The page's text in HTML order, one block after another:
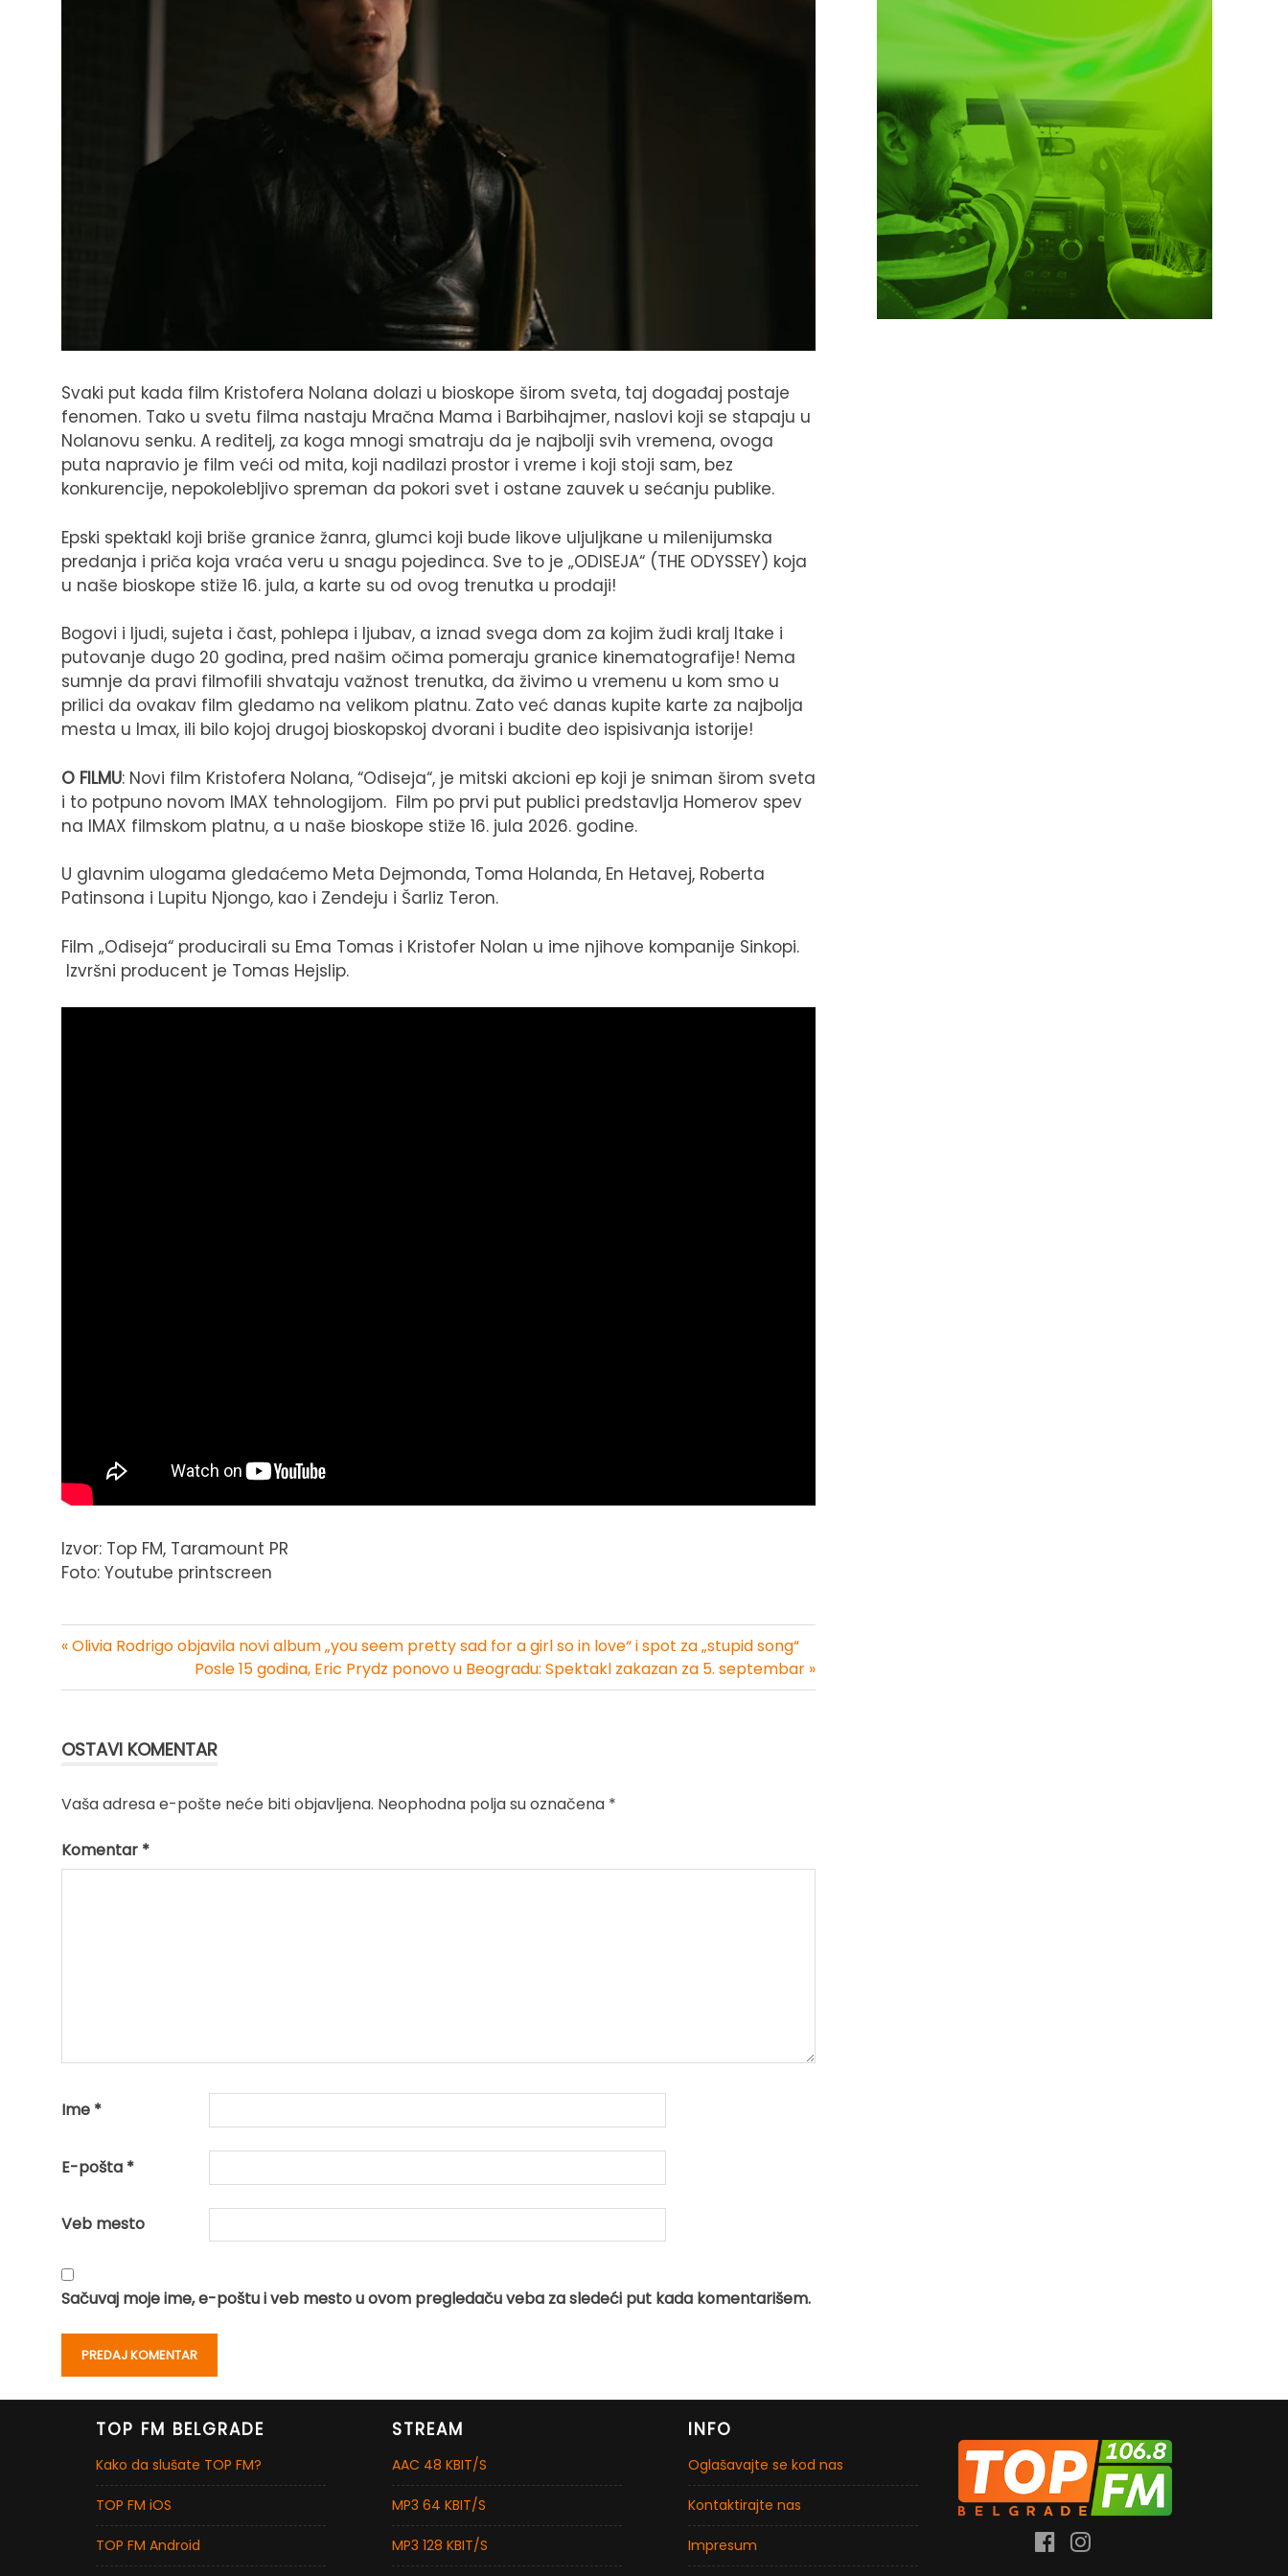
Svaki put kada film Kristofera Nolana dolazi u bioskope širom sveta, taj događaj postaje
fenomen. Tako u svetu filma nastaju Mračna Mama i Barbihajmer, naslovi koji se stapaju u
Nolanovu senku. A reditelj, za koga mnogi smatraju da je najbolji svih vremena, ovoga
puta napravio je film veći od mita, koji nadilazi prostor i vreme i koji stoji sam, bez
konkurencije, nepokolebljivo spreman da pokori svet i ostane zauvek u sećanju publike.
Epski spektakl koji briše granice žanra, glumci koji bude likove uljuljkane u milenijumska
predanja i priča koja vraća veru u snagu pojedinca. Sve to je „ODISEJA“ (THE ODYSSEY) koja
u naše bioskope stiže 16. jula, a karte su od ovog trenutka u prodaji!
Bogovi i ljudi, sujeta i čast, pohlepa i ljubav, a iznad svega dom za kojim žudi kralj Itake i
putovanje dugo 20 godina, pred našim očima pomeraju granice kinematografije! Nema
sumnje da pravi filmofili shvataju važnost trenutka, da živimo u vremenu u kom smo u
prilici da ovakav film gledamo na velikom platnu. Zato već danas kupite karte za najbolja
mesta u Imax, ili bilo kojoj drugoj bioskopskoj dvorani i budite deo ispisivanja istorije!
O FILMU: Novi film Kristofera Nolana, “Odiseja“, je mitski akcioni ep koji je sniman širom sveta
i to potpuno novom IMAX tehnologijom. Film po prvi put publici predstavlja Homerov spev
na IMAX filmskom platnu, a u naše bioskope stiže 16. jula 2026. godine.
U glavnim ulogama gledaćemo Meta Dejmonda, Toma Holanda, En Hetavej, Roberta
Patinsona i Lupitu Njongo, kao i Zendeju i Šarliz Teron.
Film „Odiseja“ producirali su Ema Tomas i Kristofer Nolan u ime njihove kompanije Sinkopi.
Izvršni producent je Tomas Hejslip.
Izvor: Top FM, Taramount PR
Foto: Youtube printscreen
« Olivia Rodrigo objavila novi album „you seem pretty sad for a girl so in love“ i spot za „stupid song“
Posle 15 godina, Eric Prydz ponovo u Beogradu: Spektakl zakazan za 5. septembar »
OSTAVI KOMENTAR
Vaša adresa e-pošte neće biti objavljena. Neophodna polja su označena *
Komentar *
Ime *
E-pošta *
Veb mesto
Sačuvaj moje ime, e-poštu i veb mesto u ovom pregledaču veba za sledeći put kada komentarišem.
TOP FM BELGRADE
Kako da slušate TOP FM?
TOP FM iOS
TOP FM Android
STREAM
AAC 48 KBIT/S
MP3 64 KBIT/S
MP3 128 KBIT/S
INFO
Oglašavajte se kod nas
Kontaktirajte nas
Impresum